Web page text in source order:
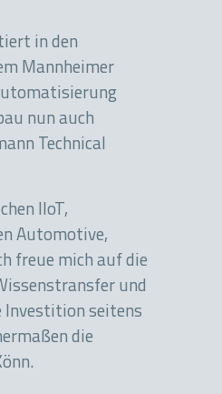
in den
Mannheimer
nun auch
Technical
IIoT,
Automotive,
freue mich auf die
und
Investition seitens
die